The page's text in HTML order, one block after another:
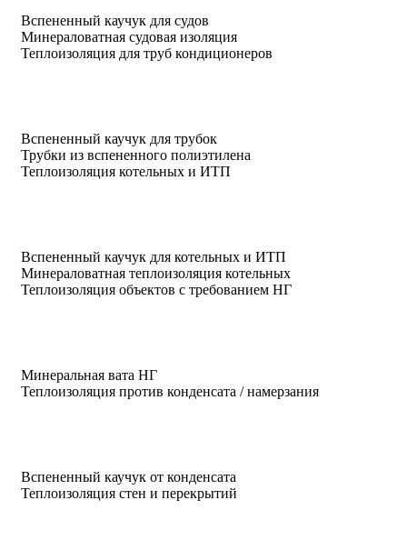
Вспененный каучук для судов
Минераловатная судовая изоляция
Теплоизоляция для труб кондиционеров
Вспененный каучук для трубок
Трубки из вспененного полиэтилена
Теплоизоляция котельных и ИТП
Вспененный каучук для котельных и ИТП
Минераловатная теплоизоляция котельных
Теплоизоляция объектов с требованием НГ
Минеральная вата НГ
Теплоизоляция против конденсата / намерзания
Вспененный каучук от конденсата
Теплоизоляция стен и перекрытий